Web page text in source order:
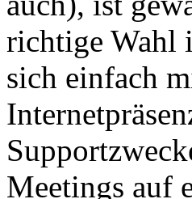
richtige Wahl
sich einfach
Meetings auf